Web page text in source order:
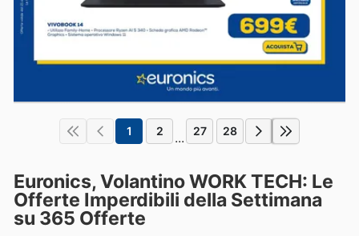
1 2 ... 27 28
Euronics, Volantino WORK TECH: Le
Offerte Imperdibili della Settimana
su 365 Offerte